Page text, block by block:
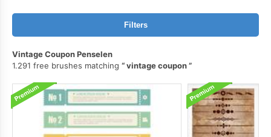
Filters
Vintage Coupon Penselen
1.291 free brushes matching
vintage coupon